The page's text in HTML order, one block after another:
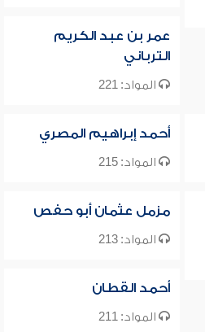
عمر بن عبد الكريم
الترباني
المواد: 221
أحمد إبراهيم المصري
المواد: 215
مزمل عثمان أبو حفص
المواد: 213
أحمد القطان
المواد: 211